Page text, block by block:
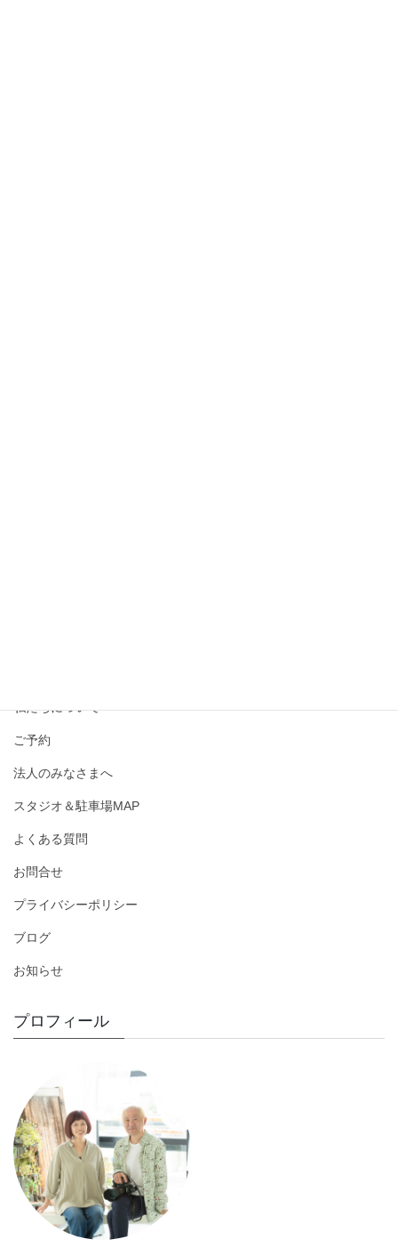
私たちについて
ご予約
法人のみなさまへ
スタジオ＆駐車場MAP
よくある質問
お問合せ
プライバシーポリシー
ブログ
お知らせ
プロフィール